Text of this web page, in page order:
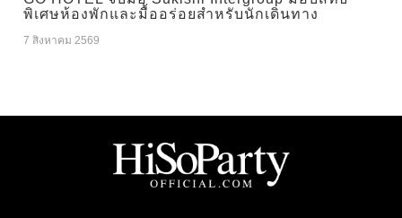
พิเศษห้องพักและมื้ออร่อยสำหรับนักเดินทาง
7 สิงหาคม 2569